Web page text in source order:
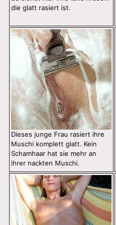
die glatt rasiert ist.
Dieses junge Frau rasiert ihre
Muschi komplett glatt. Kein
Schamhaar hat sie mehr an
ihrer nackten Muschi.